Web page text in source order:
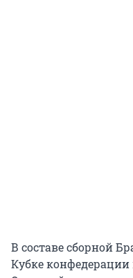
В составе сборной
Кубке конфедерации